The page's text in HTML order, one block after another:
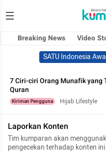
Breaking News Video
SATU Indonesia
7 Ciri-ciri Orang Munafik yang
Quran
Kiriman Pengguna Hijab Lifestyle
Laporkan Konten
Tim kumparan akan
pengecekan terhadap konten ini.